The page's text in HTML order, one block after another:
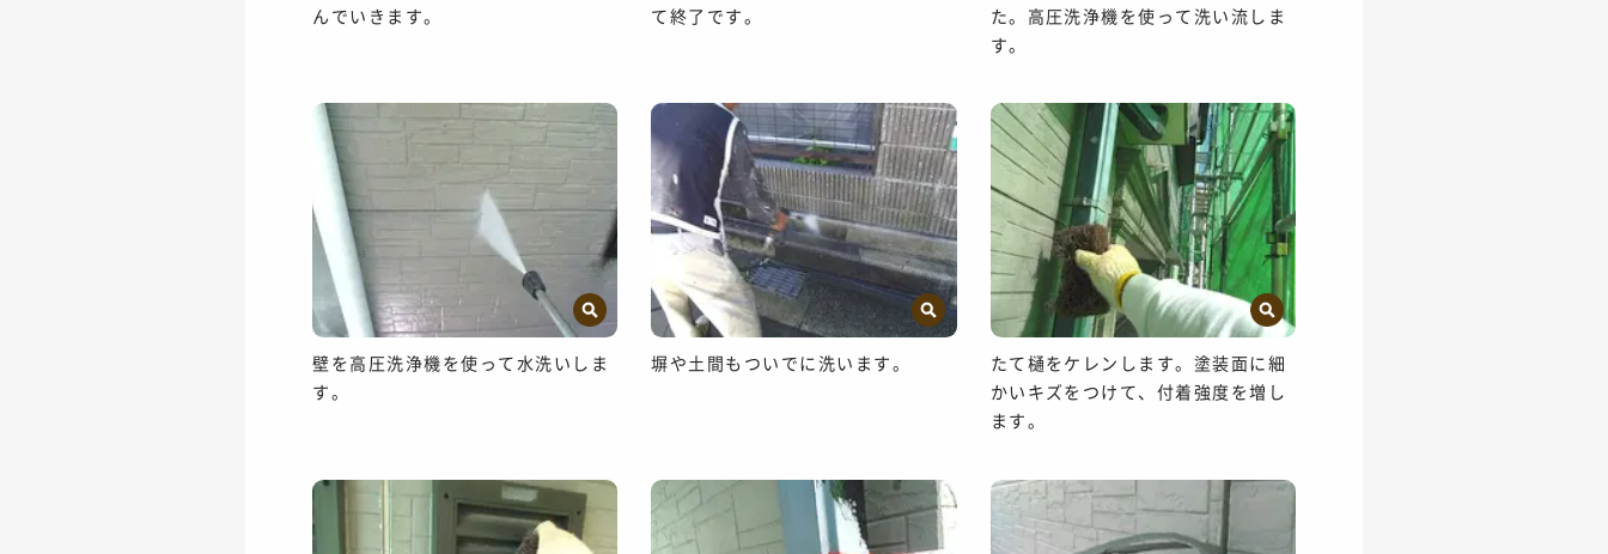
んでいきます。
て終了です。
た。高圧洗浄機を使って洗い流しま
す。
壁を高圧洗浄機を使って水洗いしま
す。
塀や土間もついでに洗います。
たて樋をケレンします。塗装面に細
かいキズをつけて、付着強度を増し
ます。